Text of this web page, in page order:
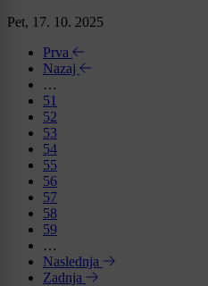
Pet, 17. 10. 2025
Prva
Nazaj
…
51
52
53
54
55
56
57
58
59
…
Naslednja
Zadnja